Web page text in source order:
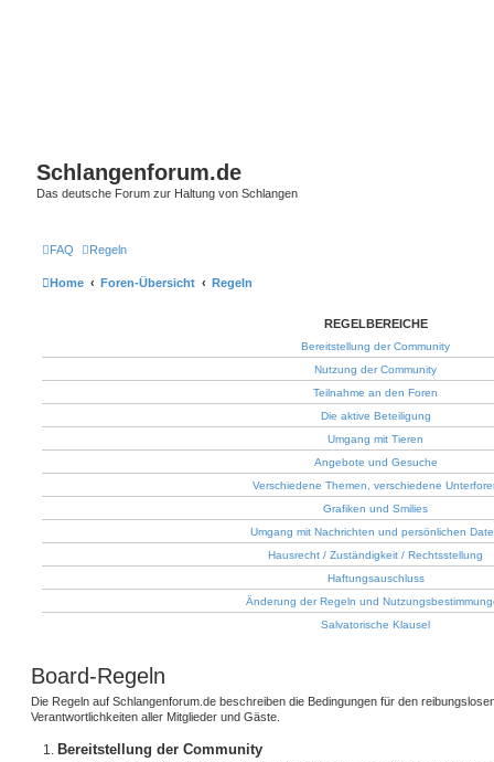
Schlangenforum.de
Das deutsche Forum zur Haltung von Schlangen
FAQ Regeln
Home Foren-Übersicht Regeln
REGELBEREICHE
Bereitstellung der Community
Nutzung der Community
Teilnahme an den Foren
Die aktive Beteiligung
Umgang mit Tieren
Angebote und Gesuche
Verschiedene Themen, verschiedene
Grafiken und Smilies
Umgang mit Nachrichten und persönlichen
Hausrecht / Zuständigkeit / Rechtsstellung
Haftungsauschluss
Änderung der Regeln und
Salvatorische Klausel
Board-Regeln
Die Regeln auf Schlangenforum.de beschreiben die Bedingungen für den
Verantwortlichkeiten aller Mitglieder und Gäste.
Bereitstellung der Community